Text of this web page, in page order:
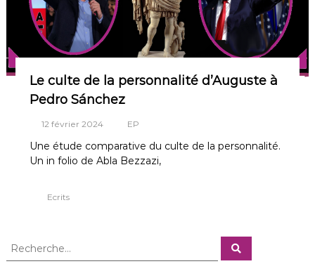
m
t
Le culte de la personnalité d’Auguste à
Pedro Sánchez
12 février 2024 EP
Une étude comparative du culte de la personnalité.
Un in folio de Abla Bezzazi,
Ecrits
R
R